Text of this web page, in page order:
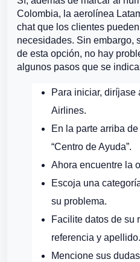
Colombia, la aerolínea
chat que los clientes
necesidades. Sin embargo,
de esta opción, no hay
algunos pasos que se
Para iniciar, diríjase
Airlines.
En la parte arriba
“Centro de Ayuda”.
Ahora encuentre la
Escoja una
su problema.
Facilite datos de su
referencia y apellido.
Mencione sus